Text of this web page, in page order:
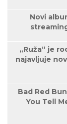
Novi
„Ruža“ je
najavljuje
Bad Red
You Tell